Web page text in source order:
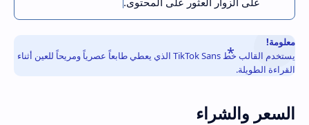
معلومة!
يستخدم القالب خط TikTok Sans الذي يعطي طابعاً عصرياً ومريحاً للعين أثناء
القراءة الطويلة.
السعر والشراء